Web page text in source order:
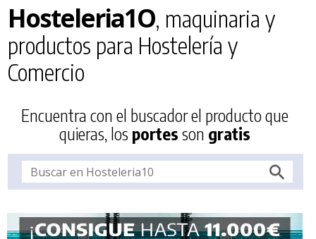
Hosteleria1O, maquinaria y
productos para Hostelería y
Comercio
Encuentra con el buscador el producto que
quieras, los portes son gratis